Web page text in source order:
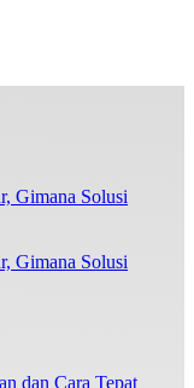
Gimana Solusi
dan Cara Tepat